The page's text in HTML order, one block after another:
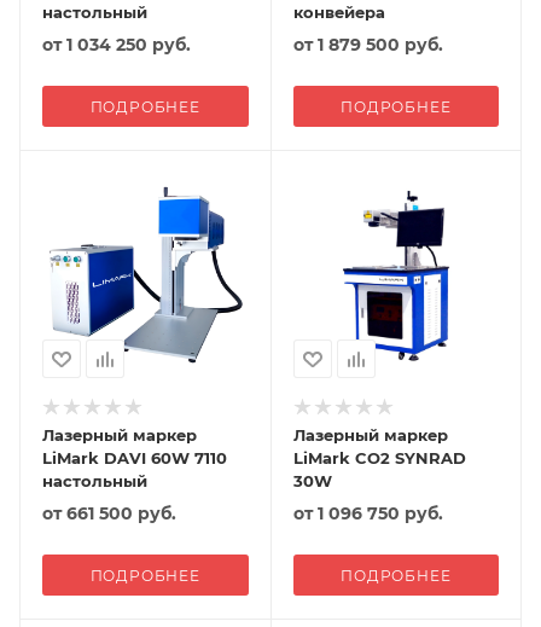
настольный
от1 034 250 руб.
ПОДРОБНЕЕ
конвейера
от1 879 500 руб.
ПОДРОБНЕЕ
Лазерный маркер
LiMark DAVI 60W 7110
настольный
от661 500 руб.
ПОДРОБНЕЕ
Лазерный маркер
LiMark CO2 SYNRAD
30W
от1 096 750 руб.
ПОДРОБНЕЕ